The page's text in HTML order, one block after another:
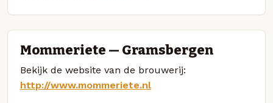
Mommeriete — Gramsbergen
Bekijk de website van de brouwerij:
http://www.mommeriete.nl